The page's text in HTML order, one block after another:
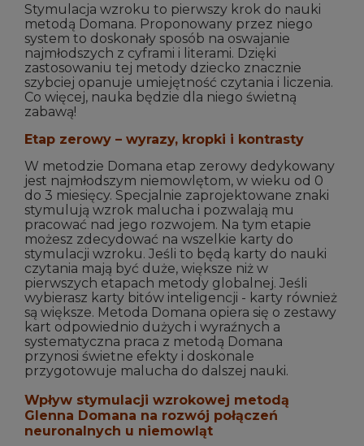
Stymulacja wzroku to pierwszy krok do nauki
metodą Domana. Proponowany przez niego
system to doskonały sposób na oswajanie
najmłodszych z cyframi i literami. Dzięki
zastosowaniu tej metody dziecko znacznie
szybciej opanuje umiejętność czytania i liczenia.
Co więcej, nauka będzie dla niego świetną
zabawą!
Etap zerowy – wyrazy, kropki i kontrasty
W metodzie Domana etap zerowy dedykowany
jest najmłodszym niemowlętom, w wieku od 0
do 3 miesięcy. Specjalnie zaprojektowane znaki
stymulują wzrok malucha i pozwalają mu
pracować nad jego rozwojem. Na tym etapie
możesz zdecydować na wszelkie karty do
stymulacji wzroku. Jeśli to będą karty do nauki
czytania mają być duże, większe niż w
pierwszych etapach metody globalnej. Jeśli
wybierasz karty bitów inteligencji - karty również
są większe. Metoda Domana opiera się o zestawy
kart odpowiednio dużych i wyraźnych a
systematyczna praca z metodą Domana
przynosi świetne efekty i doskonale
przygotowuje malucha do dalszej nauki.
Wpływ stymulacji wzrokowej metodą
Glenna Domana na rozwój połączeń
neuronalnych u niemowląt